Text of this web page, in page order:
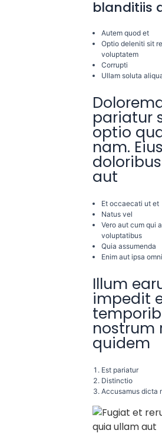
blanditiis
Autem quod et
Optio deleniti sit
voluptatem
Corrupti
Ullam soluta
pariatur
optio
nam.
aut
Et occaecati ut et
Natus vel
Vero aut cum qui
voluptatibus
Quia assumenda
Enim aut ipsa
Illum
impedit
nostrum
quidem
Est pariatur
Distinctio
Accusamus dicta